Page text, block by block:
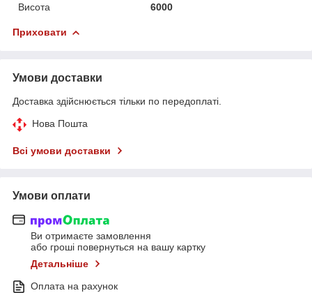
Висота
6000
Приховати
Умови доставки
Доставка здійснюється тільки по передоплаті.
Нова Пошта
Всі умови доставки
Умови оплати
Ви отримаєте замовлення
або гроші повернуться на вашу картку
Детальніше
Оплата на рахунок